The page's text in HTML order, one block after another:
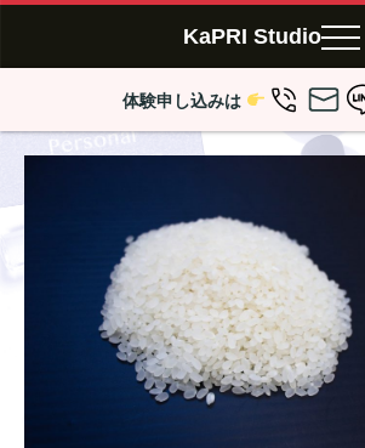
KaPRI Studio
体験申し込みは